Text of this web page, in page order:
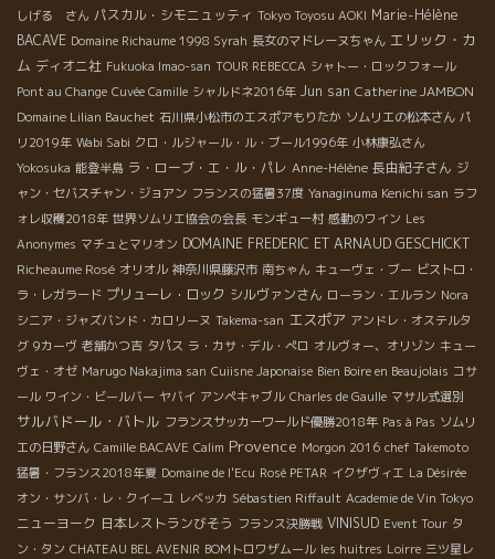
しげる さん パスカル・シモニュッティ Tokyo Toyosu AOKI Marie-Hélène
BACAVE Domaine Richaume 1998 Syrah 長女のマドレーヌちゃん エリック・カ
ム ディオニ社 Fukuoka Imao-san TOUR REBECCA シャトー・ロックフォール
Pont au Change Cuvée Camille シャルドネ2016年 Jun san Catherine JAMBON
Domaine Lilian Bauchet 石川県小松市のエスポアもりたか ソムリエの松本さん パ
リ2019年 Wabi Sabi クロ・ルジャール・ル・ブール1996年 小林康弘さん
Yokosuka 能登半島 ラ・ローブ・エ・ル・パレ Anne-Hélène 長由紀子さん ジ
ャン・セバスチャン・ジョアン フランスの猛暑37度 Yanaginuma Kenichi san ラフ
ォレ収穫2018年 世界ソムリエ協会の会長 モンギュー村 感動のワイン Les
Anonymes マチュとマリオン DOMAINE FREDERIC ET ARNAUD GESCHICKT
Richeaume Rosé オリオル 神奈川県藤沢市 南ちゃん キューヴェ・ブー ビストロ・
ラ・レガラード プリューレ・ロック シルヴァンさん ローラン・エルラン Nora
シニア・ジャズバンド・カロリーヌ Takema-san エスポア アンドレ・オステルタ
グ 9カーヴ 老舗かつ吉 タパス ラ・カサ・デル・ぺロ オルヴォー、オリゾン キュー
ヴェ・オゼ Marugo Nakajima san Cuiisne Japonaise Bien Boire en Beaujolais コサ
ール ワイン・ビールバー ヤバイ アンペキャブル Charles de Gaulle マサル式選別
サルバドール・バトル フランスサッカーワールド優勝2018年 Pas à Pas ソムリ
エの日野さん Camille BACAVE Calim Provence Morgon 2016 chef Takemoto
猛暑・フランス2018年夏 Domaine de l'Ecu Rosé PETAR イクザヴィエ La Désirée
オン・サンバ・レ・クイーユ レベッカ Sébastien Riffault Academie de Vin Tokyo
ニューヨーク 日本レストランびそう フランス決勝戦 VINISUD Event Tour タ
ン・タン CHATEAU BEL AVENIR BOMトロワザムール les huitres Loirre 三ツ星レ